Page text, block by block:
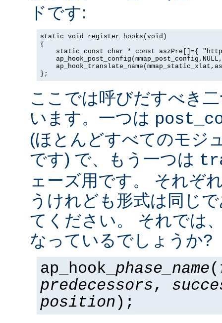
ドです:
static void register_hooks(void)
{
static const char * const aszPre[]={
};
ここでは呼びだすべき
います。一つは
(ほとんどすべてのモジ
です) で、もう一つは
ェーズ用です。 それぞ
うけれども形式は同じ
てください。 それでは
なっているでしょうか?
ap_hook_ phase_name(
predecessors,
position );